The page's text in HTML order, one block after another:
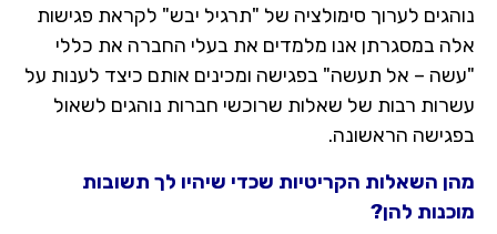
לערוך סימולציה של "תרגיל יבש" לקראת פגישות
במסגרתן אנו מלמדים את בעלי החברה את כללי
– אל תעשה" בפגישה ומכינים אותם כיצד לענות על
רבות של שאלות שרוכשי חברות נוהגים לשאול
הראשונה.
השאלות הקריטיות שכדי שיהיו לך תשובות
להן?